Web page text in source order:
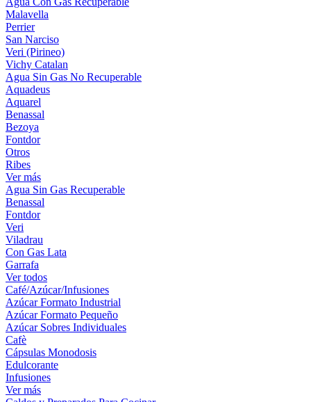
Malavella
Perrier
San Narciso
Veri (Pirineo)
Vichy Catalan
Agua Sin Gas No Recuperable
Aquadeus
Aquarel
Benassal
Bezoya
Fontdor
Otros
Ribes
Ver más
Agua Sin Gas Recuperable
Benassal
Fontdor
Veri
Viladrau
Con Gas Lata
Garrafa
Ver todos
Café/Azúcar/Infusiones
Azúcar Formato Industrial
Azúcar Formato Pequeño
Azúcar Sobres Individuales
Cafè
Cápsulas Monodosis
Edulcorante
Infusiones
Ver más